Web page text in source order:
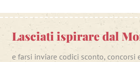
Lasciati ispirare dal
e farsi inviare codici sconto, concorsi